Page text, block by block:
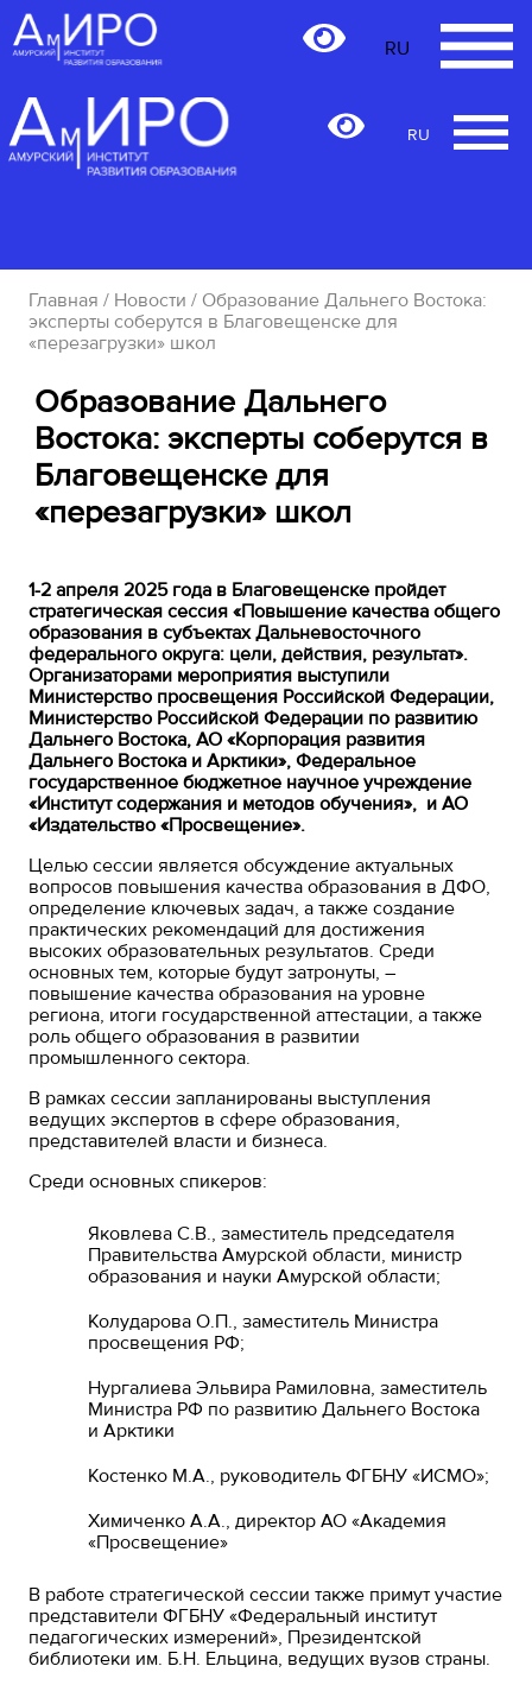
RU
RU
Главная / Новости / Образование Дальнего Востока:
эксперты соберутся в Благовещенске для
«перезагрузки» школ
Образование Дальнего
Востока: эксперты соберутся в
Благовещенске для
«перезагрузки» школ
1-2 апреля 2025 года в Благовещенске пройдет
стратегическая сессия «Повышение качества общего
образования в субъектах Дальневосточного
федерального округа: цели, действия, результат».
Организаторами мероприятия выступили
Министерство просвещения Российской Федерации,
Министерство Российской Федерации по развитию
Дальнего Востока, АО «Корпорация развития
Дальнего Востока и Арктики», Федеральное
государственное бюджетное научное учреждение
«Институт содержания и методов обучения», и АО
«Издательство «Просвещение».
Целью сессии является обсуждение актуальных
вопросов повышения качества образования в ДФО,
определение ключевых задач, а также создание
практических рекомендаций для достижения
высоких образовательных результатов. Среди
основных тем, которые будут затронуты, –
повышение качества образования на уровне
региона, итоги государственной аттестации, а также
роль общего образования в развитии
промышленного сектора.
В рамках сессии запланированы выступления
ведущих экспертов в сфере образования,
представителей власти и бизнеса.
Среди основных спикеров:
Яковлева С.В., заместитель председателя
Правительства Амурской области, министр
образования и науки Амурской области;
Колударова О.П., заместитель Министра
просвещения РФ;
Нургалиева Эльвира Рамиловна, заместитель
Министра РФ по развитию Дальнего Востока
и Арктики
Костенко М.А., руководитель ФГБНУ «ИСМО»;
Химиченко А.А., директор АО «Академия
«Просвещение»
В работе стратегической сессии также примут участие
представители ФГБНУ «Федеральный институт
педагогических измерений», Президентской
библиотеки им. Б.Н. Ельцина, ведущих вузов страны.